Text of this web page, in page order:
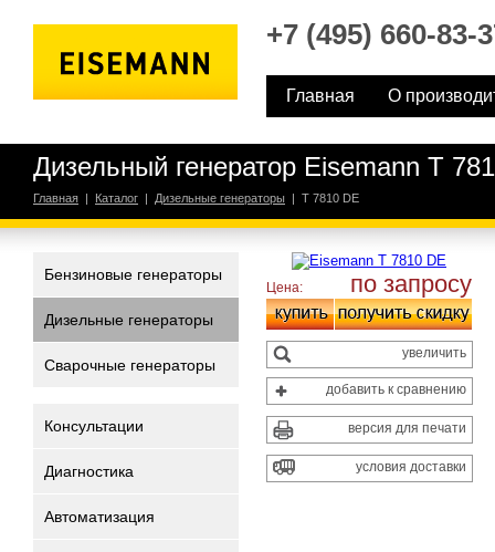
+7 (495) 660-83-
Главная О
Дизельный генератор Eisemann T
Главная | Каталог | Дизельные генераторы | T 7810 DE
Бензиновые генераторы
Дизельные генераторы
Сварочные генераторы
Консультации
Диагностика
Автоматизация
Цена: по запросу
увеличить
добавить к сравнению
версия для печати
условия доставки